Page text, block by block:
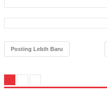
Posting Lebih Baru